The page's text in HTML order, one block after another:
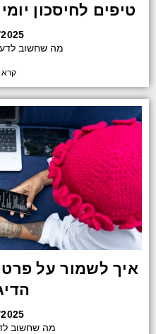
טיפים לחיסכון
מה שחשוב
קרא
איך לשמור על
מה שחשוב